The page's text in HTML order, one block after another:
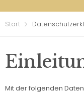
Start
Mit der folgenden